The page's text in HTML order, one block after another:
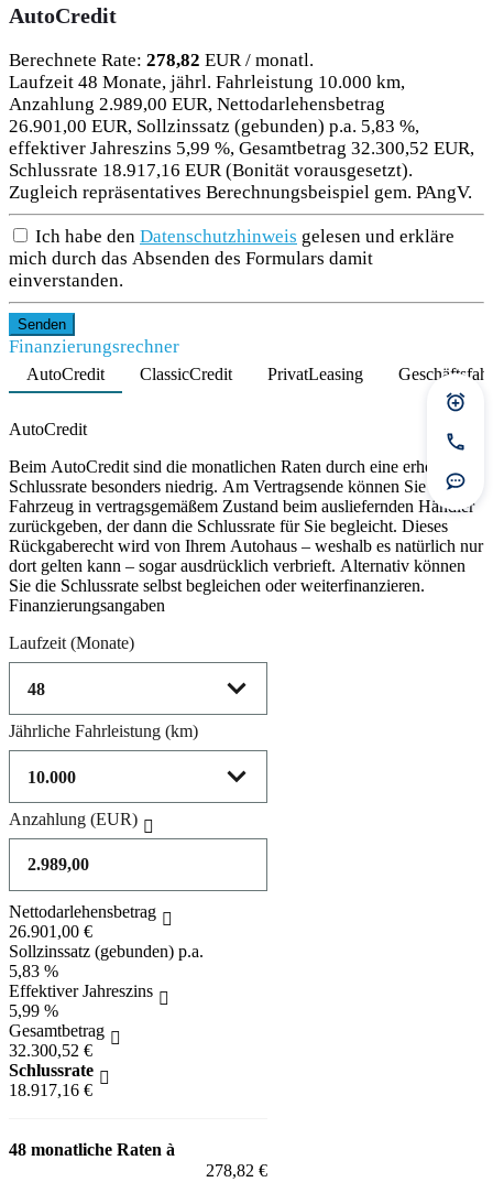
AutoCredit
Berechnete Rate: 278,82 EUR / monatl.
Laufzeit 48 Monate, jährl. Fahrleistung 10.000 km,
Anzahlung 2.989,00 EUR, Nettodarlehensbetrag
26.901,00 EUR, Sollzinssatz (gebunden) p.a. 5,83 %,
effektiver Jahreszins 5,99 %, Gesamtbetrag 32.300,52 EUR,
Schlussrate 18.917,16 EUR (Bonität vorausgesetzt).
Zugleich repräsentatives Berechnungsbeispiel gem. PAngV.
Ich habe den Datenschutzhinweis gelesen und erkläre
mich durch das Absenden des Formulars damit
einverstanden.
Senden
Finanzierungsrechner
AutoCredit ClassicCredit PrivatLeasing
AutoCredit
Beim AutoCredit sind die monatlichen Raten durch eine erhöhte
Schlussrate besonders niedrig. Am Vertragsende können Sie das
Fahrzeug in vertragsgemäßem Zustand beim ausliefernden Händler
zurückgeben, der dann die Schlussrate für Sie begleicht. Dieses
Rückgaberecht wird von Ihrem Autohaus – weshalb es natürlich nur
dort gelten kann – sogar ausdrücklich verbrieft. Alternativ können
Sie die Schlussrate selbst begleichen oder weiterfinanzieren.
Finanzierungsangaben
Laufzeit(Monate)
Jährliche Fahrleistung (km)
Anzahlung (EUR)
Nettodarlehensbetrag
26.901,00 €
Sollzinssatz (gebunden) p.a.
5,83 %
Effektiver Jahreszins
5,99 %
Gesamtbetrag
32.300,52 €
Schlussrate
18.917,16 €
48 monatliche Raten à
278,82 €